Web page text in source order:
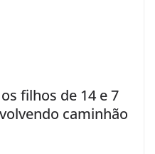
filhos de 14 e 7
caminhão